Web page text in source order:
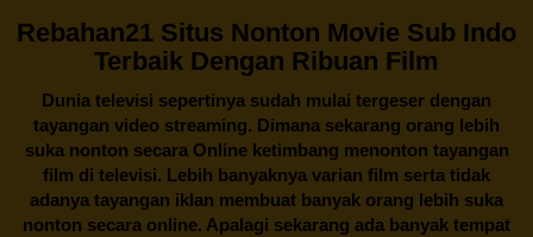
Rebahan21 Situs Nonton Movie Sub Indo
Terbaik Dengan Ribuan Film
Dunia televisi sepertinya sudah mulai tergeser dengan
tayangan video streaming. Dimana sekarang orang lebih
suka nonton secara Online ketimbang menonton tayangan
film di televisi. Lebih banyaknya varian film serta tidak
adanya tayangan iklan membuat banyak orang lebih suka
nonton secara online. Apalagi sekarang ada banyak tempat